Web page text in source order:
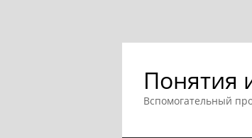
Понятия
Вспомогательный